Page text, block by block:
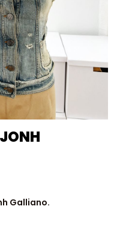
Galliano.